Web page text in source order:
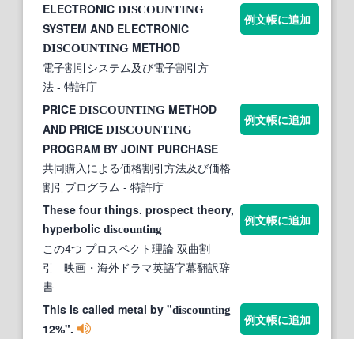
ELECTRONIC DISCOUNTING
SYSTEM AND ELECTRONIC
DISCOUNTING METHOD
電子割引システム及び電子割引方
法 - 特許庁
例文帳に追加
PRICE DISCOUNTING METHOD
AND PRICE DISCOUNTING
PROGRAM BY JOINT PURCHASE
共同購入による価格割引方法及び価格
割引プログラム - 特許庁
例文帳に追加
These four things. prospect theory,
hyperbolic discounting
この4つ プロスペクト理論 双曲割
引 - 映画・海外ドラマ英語字幕翻訳辞
書
例文帳に追加
This is called metal by "discounting
12%".
例文帳に追加